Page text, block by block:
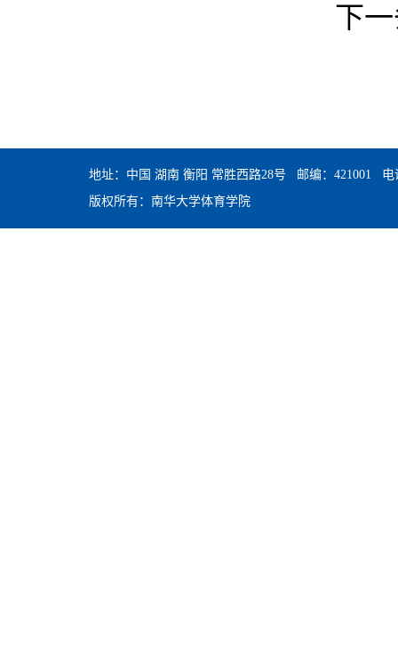
下
地址：中国 湖南 衡阳 常胜西路28号 邮编：421001 电
版权所有：南华大学体育学院